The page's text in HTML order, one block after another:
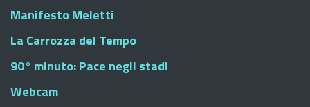
Manifesto Meletti
La Carrozza del Tempo
90° minuto: Pace negli stadi
Webcam